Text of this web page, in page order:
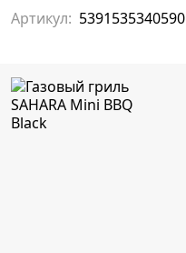
Артикул: 5391535340590